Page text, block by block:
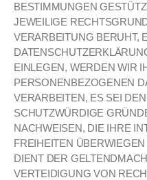
BESTIMMUNGEN
JEWEILIGE
VERARBEITUNG BERUHT,
EINLEGEN, WERDEN WIR
PERSONENBEZOGENEN
VERARBEITEN, ES SEI
SCHUTZWÜRDIGE
NACHWEISEN, DIE IHRE
FREIHEITEN
DIENT DER
VERTEIDIGUNG VON